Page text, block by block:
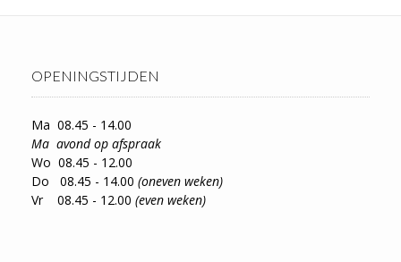
OPENINGSTIJDEN
Ma 08.45 - 14.00
Ma avond op afspraak
Wo 08.45 - 12.00
Do 08.45 - 14.00 (oneven weken)
Vr 08.45 - 12.00 (even weken)